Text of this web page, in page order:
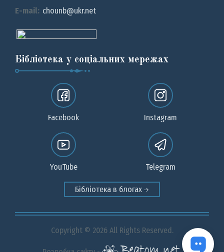
E-mail: chounb@ukr.net
Бібліотека у соціальних мережах
Facebook Instagram
YouTube Telegram
Бібліотека в блогах
Copyright © 2026 All Rights Reserved.